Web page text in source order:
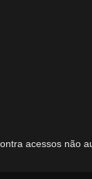
acessos não